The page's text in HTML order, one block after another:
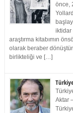
önce,
iktidar
araştırma kitabımın
olarak beraber
birlikteliği ve […]
Aktar